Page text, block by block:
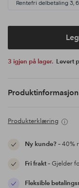
Rentefri delbetaling 3,
3 igjen på lager. Levert
Produktinformasjon
Produkterklæring
Ny kunde?– 40%
Fri frakt– Gjelder
Fleksible